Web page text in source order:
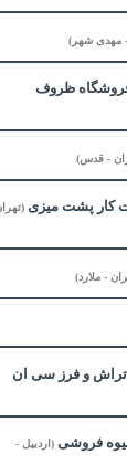
مهدی شهر)
فروشگاه ظروف
- قدس)
کار پشت میزی
- ملارد)
تراش و فرز سی ان
میوه فروشی (اردبیل -